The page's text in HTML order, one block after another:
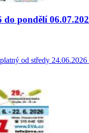
pondělí
od středy